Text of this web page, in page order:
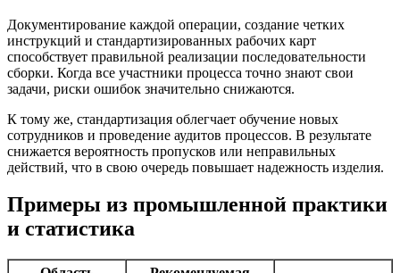
Документирование каждой операции, создание четких
инструкций и стандартизированных рабочих карт
способствует правильной реализации последовательности
сборки. Когда все участники процесса точно знают свои
задачи, риски ошибок значительно снижаются.
К тому же, стандартизация облегчает обучение новых
сотрудников и проведение аудитов процессов. В результате
снижается вероятность пропусков или неправильных
действий, что в свою очередь повышает надежность изделия.
Примеры из промышленной практики
и статистика